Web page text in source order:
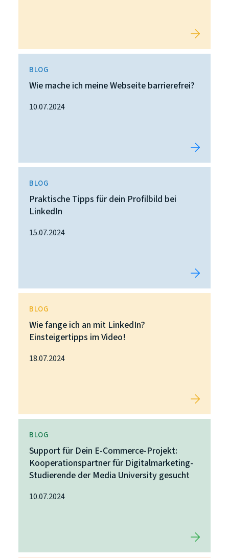
BLOG
Wie mache ich meine Webseite barrierefrei?
10.07.2024
BLOG
Praktische Tipps für dein Profilbild bei
LinkedIn
15.07.2024
BLOG
Wie fange ich an mit LinkedIn?
Einsteigertipps im Video!
18.07.2024
BLOG
Support für Dein E-Commerce-Projekt:
Kooperationspartner für Digitalmarketing-
Studierende der Media University gesucht
10.07.2024